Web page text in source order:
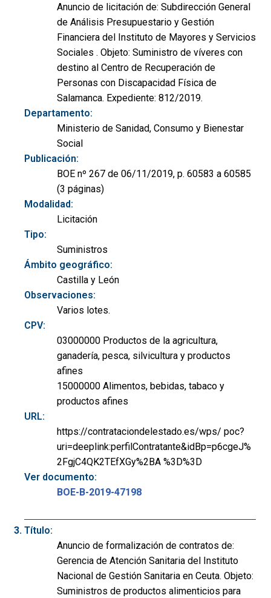
Anuncio de licitación de: Subdirección General
de Análisis Presupuestario y Gestión
Financiera del Instituto de Mayores y Servicios
Sociales . Objeto: Suministro de víveres con
destino al Centro de Recuperación de
Personas con Discapacidad Física de
Salamanca. Expediente: 812/2019.
Departamento:
Ministerio de Sanidad, Consumo y Bienestar
Social
Publicación:
BOE nº 267 de 06/11/2019, p. 60583 a 60585
(3 páginas)
Modalidad:
Licitación
Tipo:
Suministros
Ámbito geográfico:
Castilla y León
Observaciones:
Varios lotes.
CPV:
03000000 Productos de la agricultura,
ganadería, pesca, silvicultura y productos
afines
15000000 Alimentos, bebidas, tabaco y
productos afines
URL:
https://contrataciondelestado.es/wps/ poc?
uri=deeplink:perfilContratante&idBp=p6cgeJ%
2FgjC4QK2TEfXGy%2BA %3D%3D
Ver documento:
BOE-B-2019-47198
Título:
Anuncio de formalización de contratos de:
Gerencia de Atención Sanitaria del Instituto
Nacional de Gestión Sanitaria en Ceuta. Objeto:
Suministros de productos alimenticios para